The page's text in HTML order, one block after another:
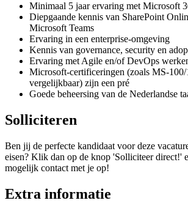
Minimaal 5 jaar ervaring met Microsoft
Diepgaande kennis van SharePoint
Microsoft Teams
Ervaring in een enterprise-omgeving
Kennis van governance, security en
Ervaring met Agile en/of DevOps
Microsoft-certificeringen (zoals MS-
vergelijkbaar) zijn een pré
Goede beheersing van de Nederlandse
Solliciteren
Ben jij de perfecte kandidaat voor deze
eisen? Klik dan op de knop 'Solliciteer direct!'
mogelijk contact met je op!
Extra informatie